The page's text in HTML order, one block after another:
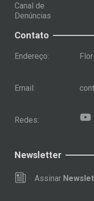
Contato
Endereço:
Email:
Redes:
Newsletter
Assinar
Canal de
Denúncias